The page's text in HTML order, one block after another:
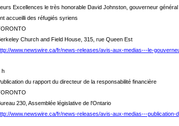
Excellences le très honorable David Johnston, gouverneur
accueilli des réfugiés syriens
Church and Field House, 315, rue Queen Est
www.newswire.ca/fr/news-releases/avis-aux-medias---le-
h
du rapport du directeur de la responsabilité financière
230, Assemblée législative de l'Ontario
www.newswire.ca/fr/news-releases/avis-aux-medias---